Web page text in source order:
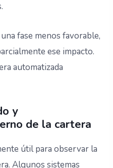
fase menos favorable,
ese impacto.
automatizada
y
de la cartera
útil para observar la
Algunos sistemas